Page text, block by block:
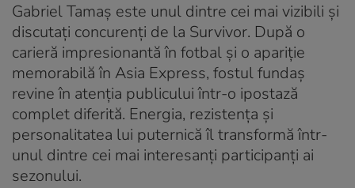
Gabriel Tamaș este unul dintre cei mai vizibili și
discutați concurenți de la Survivor. După o
carieră impresionantă în fotbal și o apariție
memorabilă în Asia Express, fostul fundaș
revine în atenția publicului într-o ipostază
complet diferită. Energia, rezistența și
personalitatea lui puternică îl transformă într-
unul dintre cei mai interesanți participanți ai
sezonului.